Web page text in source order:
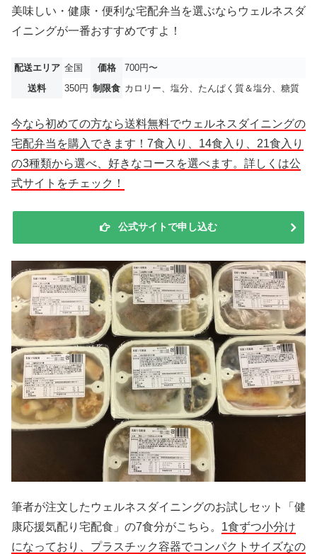
美味しい・健康・便利な宅配弁当を選ぶならウェルネスダ
イニングが一番おすすめですよ！
配送エリア 全国 価格
700円〜
送料
350円 制限食 カロリー、塩分、たんぱく質＆塩分、糖質
今なら初めての方なら送料無料でウェルネスダイニングの
宅配弁当を購入できます！7食入り、14食入り、21食入り
の3種類から選べ、好きなコースを選べます。詳しくは公
式サイトをチェック！
公式サイトで申し込む
筆者が注文したウェルネスダイニングのお試しセット「健
康応援気配り宅配食」の7食分がこちら。 1食ずつ小分け
になっており、プラスチック容器でコンパクトサイズなの